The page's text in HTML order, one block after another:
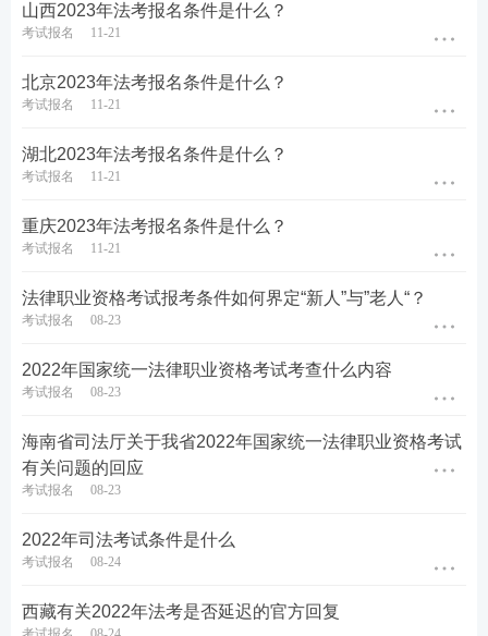
山西2023年法考报名条件是什么？
考试报名 11-21
北京2023年法考报名条件是什么？
考试报名 11-21
湖北2023年法考报名条件是什么？
考试报名 11-21
重庆2023年法考报名条件是什么？
考试报名 11-21
法律职业资格考试报考条件如何界定“新人”与”老人“？
考试报名 08-23
2022年国家统一法律职业资格考试考查什么内容
考试报名 08-23
海南省司法厅关于我省2022年国家统一法律职业资格考试
有关问题的回应
考试报名 08-23
2022年司法考试条件是什么
考试报名 08-24
西藏有关2022年法考是否延迟的官方回复